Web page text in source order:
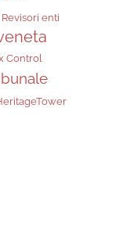
Revisori enti
Control